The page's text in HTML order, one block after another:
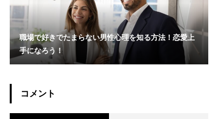
職場で好きでたまらない男性心理を知る方法！恋愛上
手になろう！
コメント